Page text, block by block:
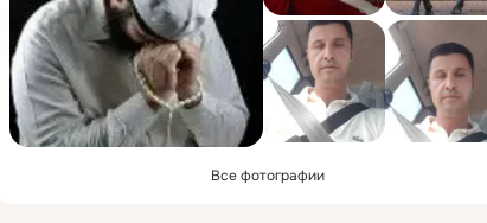
Все фотографии